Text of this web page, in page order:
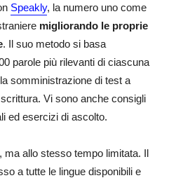
Speakly, la numero uno come
migliorando le proprie
. Il suo metodo si basa
parole più rilevanti di ciascuna
somministrazione di test a
Vi sono anche consigli
ed esercizi di ascolto.
ma allo stesso tempo limitata. Il
a tutte le lingue disponibili e